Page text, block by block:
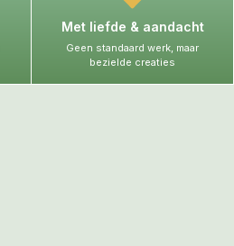
Met liefde & aandacht
Geen standaard werk, maar
bezielde creaties